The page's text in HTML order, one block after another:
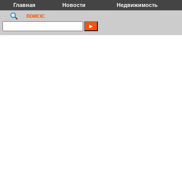
Главная Новости Недвижимость
поиск: